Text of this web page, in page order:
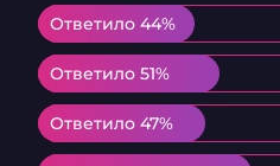
Ответило 44%
Ответило 44%
Ответило 51%
Ответило 51%
Ответило 47%
Ответило 47%